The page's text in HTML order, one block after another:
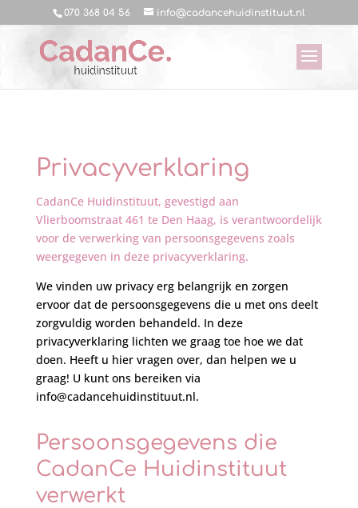
070 368 04 56 info@cadancehuidinstituut.nl
Privacyverklaring
CadanCe Huidinstituut, gevestigd aan
Vlierboomstraat 461 te Den Haag, is verantwoordelijk
voor de verwerking van persoonsgegevens zoals
weergegeven in deze privacyverklaring.
We vinden uw privacy erg belangrijk en zorgen
ervoor dat de persoonsgegevens die u met ons deelt
zorgvuldig worden behandeld. In deze
privacyverklaring lichten we graag toe hoe we dat
doen. Heeft u hier vragen over, dan helpen we u
graag! U kunt ons bereiken via
info@cadancehuidinstituut.nl.
Persoonsgegevens die
CadanCe Huidinstituut
verwerkt